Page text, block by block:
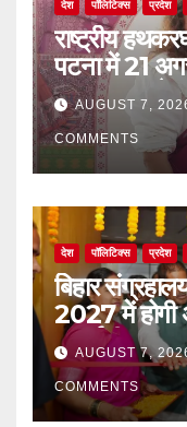
देश पॉलिटिक्स प्रदेश
राष्ट्रीय
पटना में 21
जागरूकता से
AUGUST 7,
COMMENTS
देश पॉलिटिक्स प्रदेश
बिहार
2027 में होगी
प्रदर्शनी,
ऐलान
AUGUST 7,
COMMENTS